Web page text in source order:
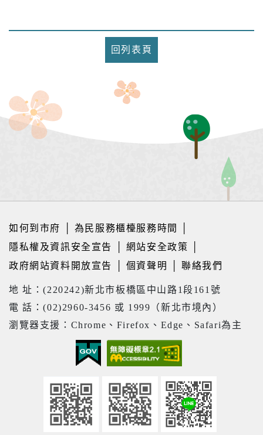
回列表頁
如何到市府 為民服務櫃檯服務時間
隱私權及資訊安全宣告
網站安全政策
政府網站資料開放宣告
個資聲明 │聯絡我們
地 址：(220242)新北市板橋區中山路1段161號
電 話：(02)2960-3456 或 1999（新北市境內）
瀏覽器支援：Chrome、Firefox、Edge、Safari為主